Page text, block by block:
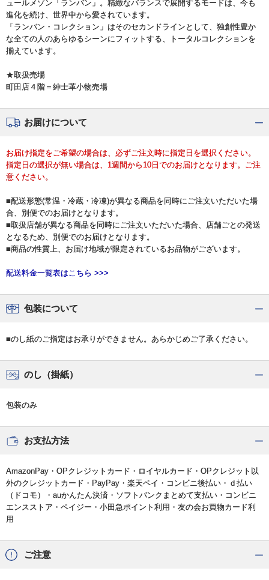
ュールメゾン「ランバン」。精緻なバランスで展開するモードは、今も
進化を続け、世界中から愛されています。
「ランバン・コレクション」はそのセカンドラインとして、独創性豊か
な全ての人のあらゆるシーンにフィットする、トータルコレクションを
揃えています。
★取扱売場
町田店４階＝紳士革小物売場
お届けについて
お届け指定をご希望の場合は、必ずご注文時に指定日を選択ください。
指定日の選択が無い場合は、1週間から10日でのお届けとなります。ご注
意ください。
■配送形態(常温・冷蔵・冷凍)が異なる商品を同時にご注文いただいた場
合、別便でのお届けとなります。
■取扱店舗が異なる商品を同時にご注文いただいた場合、店舗ごとの発送
となるため、別便でのお届けとなります。
■商品の性質上、お届け地域が限定されているお品物がございます。
配送料金一覧表はこちら >>>
包装について
■のし紙のご指定はお承りができません。あらかじめご了承ください。
のし（掛紙）
包装のみ
お支払方法
AmazonPay・OPクレジットカード・ロイヤルカード・OPクレジット以
外のクレジットカード・PayPay・楽天ペイ・コンビニ後払い・ｄ払い
（ドコモ）・auかんたん決済・ソフトバンクまとめて支払い・コンビニ
エンスストア・ペイジー・小田急ポイント利用・友の会お買物カード利
用
ご注意